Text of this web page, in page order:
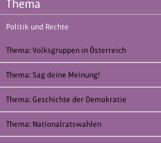
Thema
Politik und Rechte
Thema: Volksgruppen in Österreich
Thema: Sag deine Meinung!
Thema: Geschichte der Demokratie
Thema: Nationalratswahlen